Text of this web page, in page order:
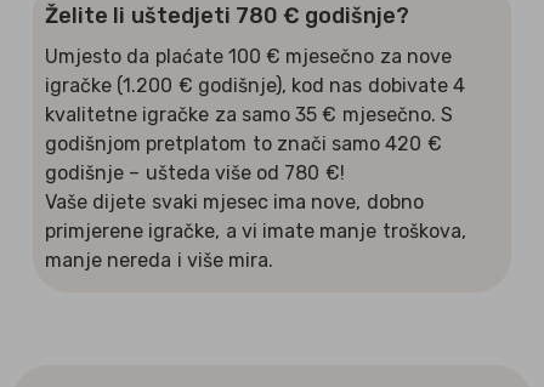
Želite li uštedjeti 780 € godišnje?
Umjesto da plaćate 100 € mjesečno za nove
igračke (1.200 € godišnje), kod nas dobivate 4
kvalitetne igračke za samo 35 € mjesečno. S
godišnjom pretplatom to znači samo 420 €
godišnje – ušteda više od 780 €!
Vaše dijete svaki mjesec ima nove, dobno
primjerene igračke, a vi imate manje troškova,
manje nereda i više mira.